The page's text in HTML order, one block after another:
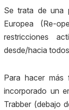
Se trata de una
Europea (Re-
restricciones
desde/hacia
Para hacer
incorporado un
Trabber (debajo